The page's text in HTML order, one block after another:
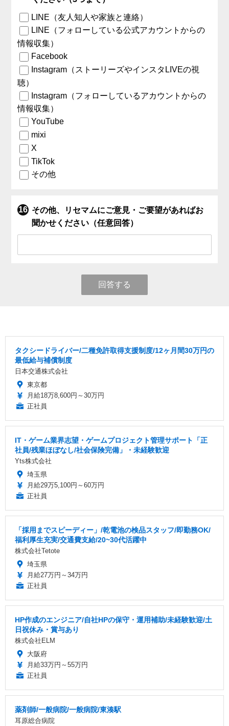
LINE（友人知人や家族と連絡）
LINE（フォローしている公式アカウントからの
情報収集）
Facebook
Instagram（ストーリーズやインスタLIVEの視
聴）
Instagram（フォローしているアカウントからの
情報収集）
YouTube
mixi
X
TikTok
その他
その他、リセマムにご意見・ご要望があればお
聞かせください（任意回答）
回答する
タクシードライバー/二種免許取得支援制度/12ヶ月間30万円の
最低給与補償制度
日本交通株式会社
東京都
月給18万8,600円～30万円
正社員
IT・ゲーム業界志望・ゲームプロジェクト管理サポート「正
社員/残業ほぼなし/社会保険完備」・未経験歓迎
Yts株式会社
埼玉県
月給29万5,100円～60万円
正社員
「採用までスピーディー」/乾電池の検品スタッフ/即勤務OK/
福利厚生充実/交通費支給/20~30代活躍中
株式会社Tetote
埼玉県
月給27万円～34万円
正社員
HP作成のエンジニア/自社HPの保守・運用補助/未経験歓迎/土
日祝休み・賞与あり
株式会社ELM
大阪府
月給33万円～55万円
正社員
薬剤師/一般病院/一般病院/東湊駅
耳原総合病院